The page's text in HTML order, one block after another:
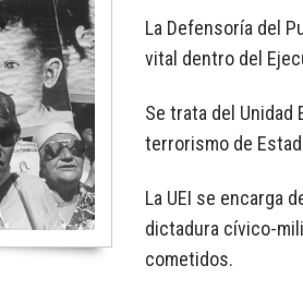
La Defensoría del
vital dentro del
Se trata del
terrorismo de
La UEI se encarga
dictadura cívico-
cometidos.